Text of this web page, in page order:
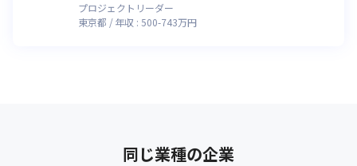
プロジェクトリーダー
東京都
年収 :500-743万円
同じ業種の企業